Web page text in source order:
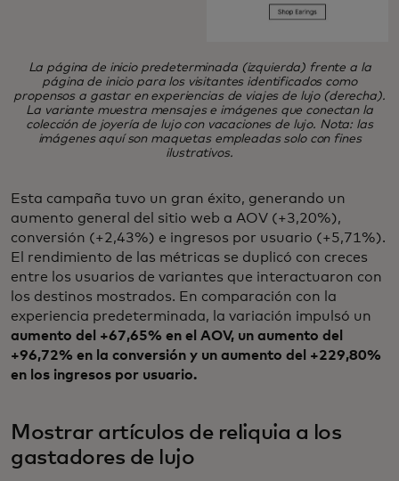
La página de inicio predeterminada (izquierda) frente a la
página de inicio para los visitantes identificados como
propensos a gastar en experiencias de viajes de lujo (derecha).
La variante muestra mensajes e imágenes que conectan la
colección de joyería de lujo con vacaciones de lujo. Nota: las
imágenes aquí son maquetas empleadas solo con fines
ilustrativos.
Esta campaña tuvo un gran éxito, generando un
aumento general del sitio web a AOV (+3,20%),
conversión (+2,43%) e ingresos por usuario (+5,71%).
El rendimiento de las métricas se duplicó con creces
entre los usuarios de variantes que interactuaron con
los destinos mostrados. En comparación con la
experiencia predeterminada, la variación impulsó un
aumento del +67,65% en el AOV, un aumento del
+96,72% en la conversión y un aumento del +229,80%
en los ingresos por usuario.
Mostrar artículos de reliquia a los
gastadores de lujo